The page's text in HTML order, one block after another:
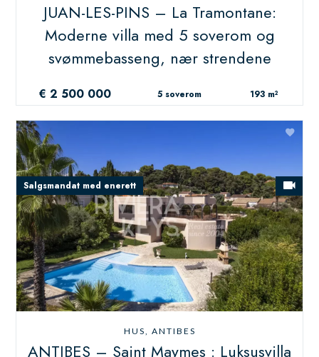
JUAN-LES-PINS – La Tramontane:
Moderne villa med 5 soverom og
svømmebasseng, nær strendene
€ 2 500 000 5 soverom 193 m²
HUS, ANTIBES
ANTIBES – Saint Maymes : Luksusvilla
Salgsmandat med enerett